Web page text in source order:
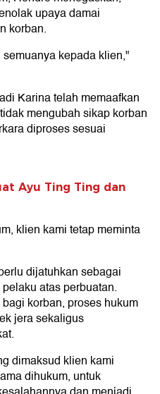
upaya damai
korban.
kepada klien,"
Karina telah memaafkan
mengubah sikap korban
diproses sesuai
Ayu Ting Ting dan
klien kami tetap meminta
dijatuhkan sebagai
atas perbuatan.
korban, proses hukum
jera sekaligus
dimaksud klien kami
dihukum, untuk